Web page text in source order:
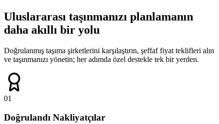
Uluslararası taşınmanızı planlamanın
daha akıllı bir yolu
Doğrulanmış taşıma şirketlerini karşılaştırın, şeffaf fiyat teklifleri alın
ve taşınmanızı yönetin; her adımda özel destekle tek bir yerden.
01
Doğrulandı Nakliyatçılar